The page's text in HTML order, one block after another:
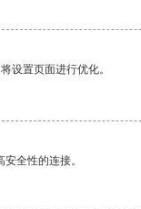
设置页面进行优化。
全性的连接。